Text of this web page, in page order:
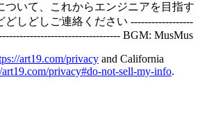
ついて、これからエンジニアを目指す
しどしご連絡ください ------------------
BGM: MusMus
art19.com/privacy and California
art19.com/privacy#do-not-sell-my-info.